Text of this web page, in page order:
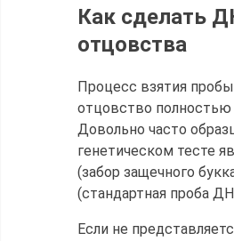
Как сделать
отцовства
Процесс взятия
отцовство полностью
Довольно часто
генетическом тесте
(забор защечного
(стандартная проба
Если не